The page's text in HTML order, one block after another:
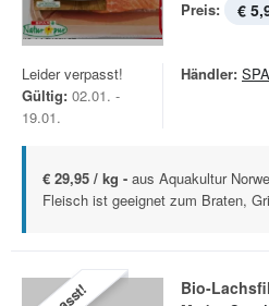
Preis: €
Leider verpasst!
Gültig: 02.01. -
19.01.
Händler:
€ 29,95 / kg - aus Aquakultur
Fleisch ist geeignet zum Braten,
Bio-